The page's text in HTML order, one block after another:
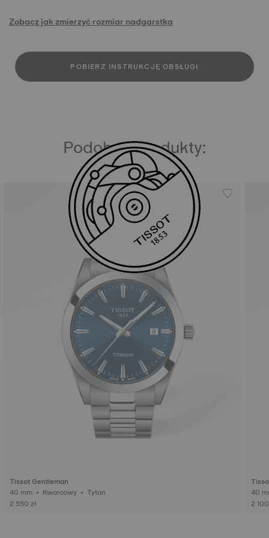
Zobacz jak zmierzyć rozmiar nadgarstka
POBIERZ INSTRUKCJĘ OBSŁUGI
Podobne produkty:
Tissot Gentleman
40 mm • Kwarcowy • Tytan
2 550 zł
2